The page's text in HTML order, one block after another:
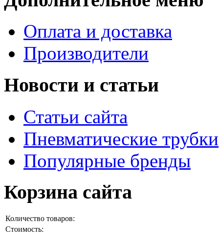
Оплата и доставка
Производители
Новости и статьи
Статьи сайта
Пневматические трубки
Популярные бренды
Корзина сайта
Количество товаров:
Стоимость: